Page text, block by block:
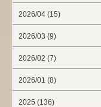
2026/04 (15)
2026/03 (9)
2026/02 (7)
2026/01 (8)
2025 (136)